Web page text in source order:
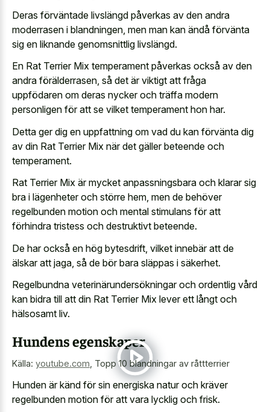
Deras förväntade livslängd påverkas av den andra
moderrasen i blandningen, men man kan ändå förvänta
sig en liknande genomsnittlig livslängd.
En Rat Terrier Mix temperament påverkas också av den
andra förälderrasen, så det är viktigt att fråga
uppfödaren om deras nycker och träffa modern
personligen för att se vilket temperament hon har.
Detta ger dig en uppfattning om vad du kan förvänta dig
av din Rat Terrier Mix när det gäller beteende och
temperament.
Rat Terrier Mix är mycket anpassningsbara och klarar sig
bra i lägenheter och större hem, men de behöver
regelbunden motion och mental stimulans för att
förhindra tristess och destruktivt beteende.
De har också en hög bytesdrift, vilket innebär att de
älskar att jaga, så de bör bara släppas i säkerhet.
Regelbundna veterinärundersökningar och ordentlig vård
kan bidra till att din Rat Terrier Mix lever ett långt och
hälsosamt liv.
Hundens egenskaper
Källa: youtube.com Topp 10 blandningar av råttterrier
Hunden är känd för sin energiska natur och kräver
regelbunden motion för att vara lycklig och frisk.